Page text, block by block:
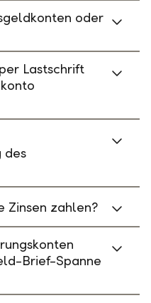
oder
Lastschrift
des
Zinsen zahlen?
Brief-Spanne